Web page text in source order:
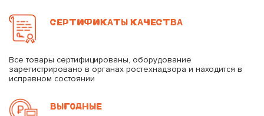
СЕРТИФИКАТЫ КАЧЕСТВА
Все товары сертифицированы, оборудование
зарегистрировано в органах ростехнадзора и находится в
исправном состоянии
ВЫГОДНЫЕ